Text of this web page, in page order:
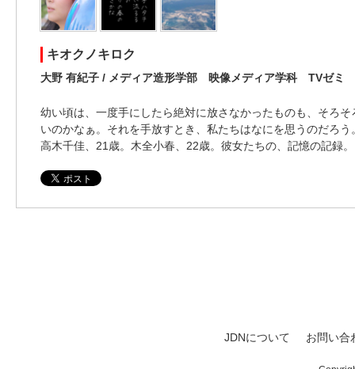
キオクノキロク
大野 有紀子 / メディア造形学部 映像メディア学科 TVゼミ
幼い頃は、一度手にしたら絶対に放さなかったものも、そろ
いのかなぁ。それを手放すとき、私たちはなにを思うのだろ
高木千佳、21歳。木全小春、22歳。彼女たちの、記憶の記録。
JDNについて お問い合